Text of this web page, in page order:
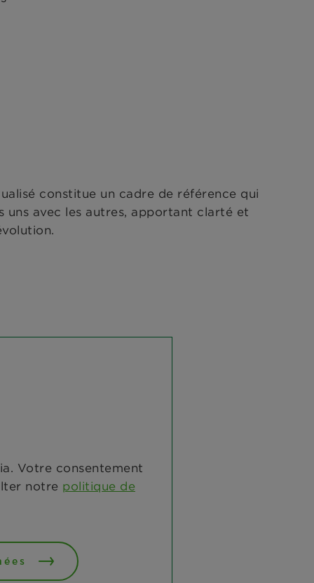
constitue un cadre de référence qui
avec les autres, apportant clarté et
Votre consentement
notre politique de